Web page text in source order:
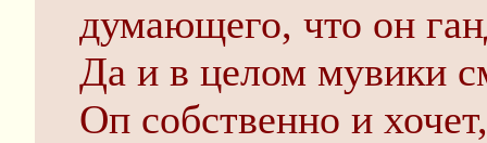
думающего, что он
Да и в целом мувики
Оп собственно и